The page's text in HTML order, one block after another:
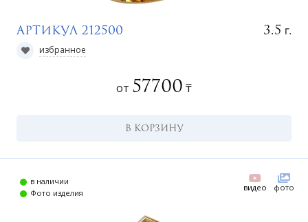
Артикул 212500 3.5 г.
избранное
от 57700 ₸
В КОРЗИНУ
в наличии
Фото изделия
видео фото